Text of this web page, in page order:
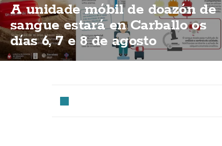
A unidade móbil de doazón de
sangue estará en Carballo os
días 6, 7 e 8 de agosto